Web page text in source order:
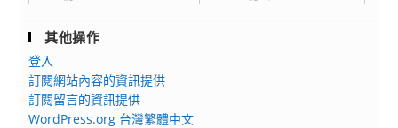
其他操作
登入
訂閱網站內容的資訊提供
訂閱留言的資訊提供
WordPress.org 台灣繁體中文